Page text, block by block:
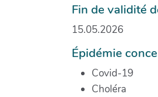
Fin de validité
15.05.2026
Épidémie
Covid-19
Choléra